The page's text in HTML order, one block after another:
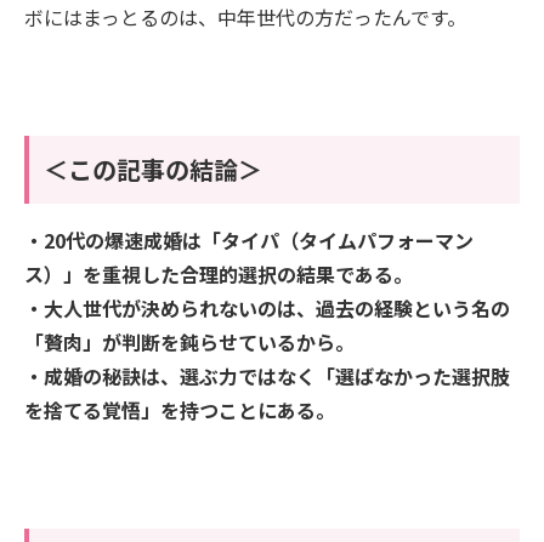
ボにはまっとるのは、中年世代の方だったんです。
＜この記事の結論＞
・20代の爆速成婚は「タイパ（タイムパフォーマン
ス）」を重視した合理的選択の結果である。
・大人世代が決められないのは、過去の経験という名の
「贅肉」が判断を鈍らせているから。
・成婚の秘訣は、選ぶ力ではなく「選ばなかった選択肢
を捨てる覚悟」を持つことにある。